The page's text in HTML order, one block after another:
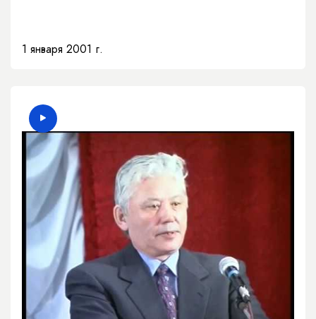
1 января 2001 г.